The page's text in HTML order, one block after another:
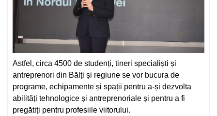
Astfel, circa 4500 de studenți, tineri specialiști și
antreprenori din Bălți și regiune se vor bucura de
programe, echipamente și spații pentru a-și dezvolta
abilități tehnologice și antreprenoriale și pentru a fi
pregătiți pentru profesiile viitorului.